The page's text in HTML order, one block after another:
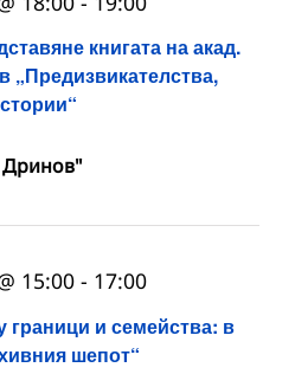
книгата на акад.
„Предизвикателства,
граници и семейства: в
шепот“
15:00 - 17:00